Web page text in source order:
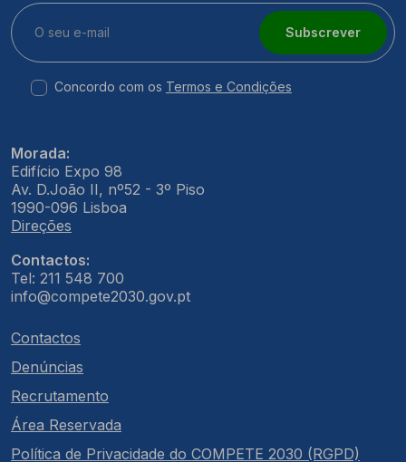
Subscrever
Concordo com os Termos e Condições
Morada:
Edifício Expo 98
Av. D.João II, nº52 - 3º Piso
1990-096 Lisboa
Direções
Contactos:
Tel: 211 548 700
info@compete2030.gov.pt
Contactos
Denúncias
Recrutamento
Área Reservada
Política de Privacidade do COMPETE 2030 (RGPD)